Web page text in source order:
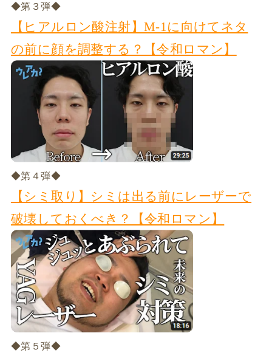
◆第３弾◆
【ヒアルロン酸注射】M-1に向けてネタ
の前に顔を調整する？【令和ロマン】
◆第４弾◆
【シミ取り】シミは出る前にレーザーで
破壊しておくべき？【令和ロマン】
◆第５弾◆